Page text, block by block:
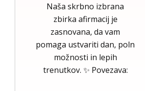
Naša skrbno izbrana
zbirka afirmacij je
zasnovana, da vam
pomaga ustvariti dan, poln
možnosti in lepih
trenutkov. ✨ Povezava: